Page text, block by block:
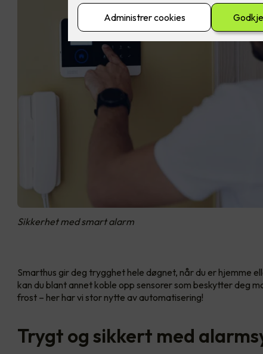
Sikkerhet med smart alarm
Smarthus gir deg trygghet hele døgnet, når du er hjemme
kan du blant annet koble opp sensorer som beskytter deg
frost – her har vi stor nytte av automatisering!
Trygt og sikkert med